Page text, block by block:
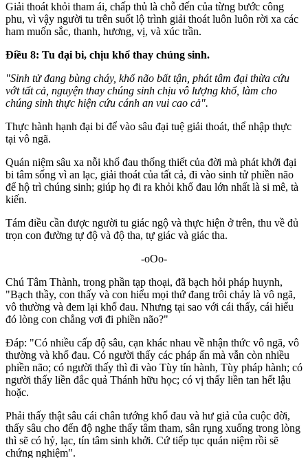
Giải thoát khỏi tham ái, chấp thủ là chỗ đến của từng bước công
phu, vì vậy người tu trên suốt lộ trình giải thoát luôn luôn rời xa các
ham muốn sắc, thanh, hương, vị, và xúc trần.
Ðiều 8: Tu đại bi, chịu khổ thay chúng sinh.
"Sinh tử đang bùng cháy, khổ não bất tận, phát tâm đại thừa cứu
vớt tất cả, nguyện thay chúng sinh chịu vô lượng khổ, làm cho
chúng sinh thực hiện cứu cánh an vui cao cả".
Thực hành hạnh đại bi để vào sâu đại tuệ giải thoát, thể nhập thực
tại vô ngã.
Quán niệm sâu xa nỗi khổ đau thống thiết của đời mà phát khởi đại
bi tâm sống vì an lạc, giải thoát của tất cả, đi vào sinh tử phiền não
để hộ trì chúng sinh; giúp họ đi ra khỏi khổ đau lớn nhất là si mê, tà
kiến.
Tám điều cần được người tu giác ngộ và thực hiện ở trên, thu về đủ
trọn con đường tự độ và độ tha, tự giác và giác tha.
-oOo-
Chú Tâm Thành, trong phần tạp thoại, đã bạch hỏi pháp huynh,
"Bạch thầy, con thấy và con hiểu mọi thứ đang trôi chảy là vô ngã,
vô thường và đem lại khổ đau. Nhưng tại sao với cái thấy, cái hiểu
đó lòng con chẳng vơi đi phiền não?"
Ðáp: "Có nhiều cấp độ sâu, cạn khác nhau về nhận thức vô ngã, vô
thường và khổ đau. Có người thấy các pháp ấn mà vẫn còn nhiều
phiền não; có người thấy thì đi vào Tùy tín hành, Tùy pháp hành; có
người thấy liền đắc quả Thánh hữu học; có vị thấy liền tan hết lậu
hoặc.
Phải thấy thật sâu cái chân tướng khổ đau và hư giả của cuộc đời,
thấy sâu cho đến độ nghe thấy tâm tham, sân rụng xuống trong lòng
thì sẽ có hỷ, lạc, tín tâm sinh khởi. Cứ tiếp tục quán niệm rồi sẽ
chứng nghiệm".